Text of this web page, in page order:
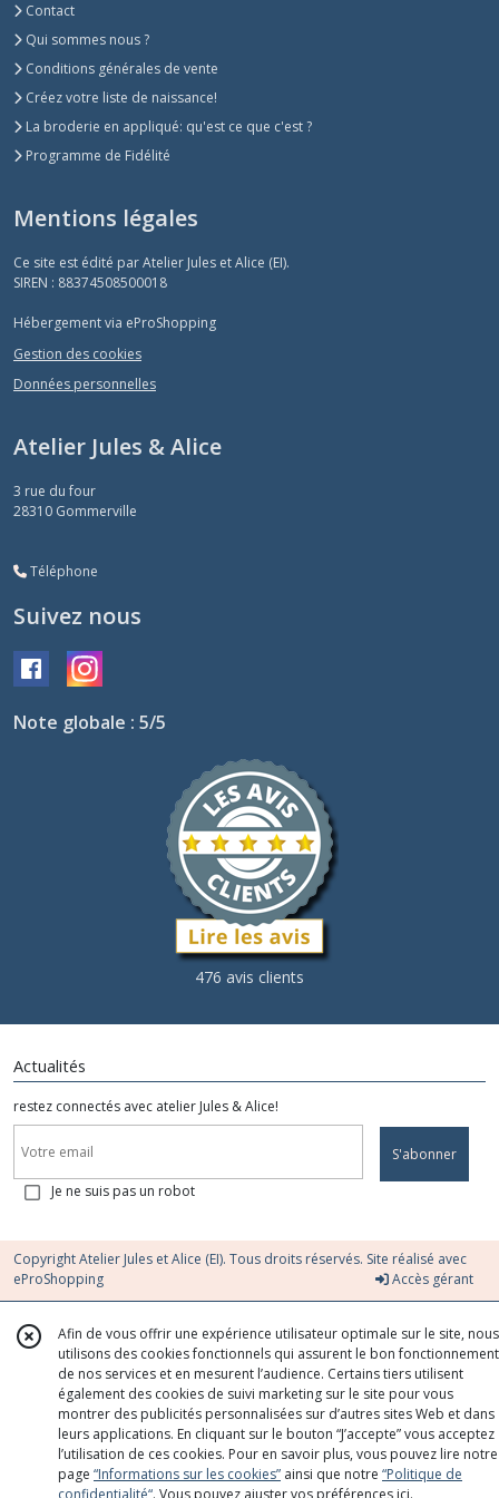
Contact
Qui sommes nous ?
Conditions générales de vente
Créez votre liste de naissance!
La broderie en appliqué: qu'est ce que c'est ?
Programme de Fidélité
Mentions légales
Ce site est édité par Atelier Jules et Alice (EI).
SIREN : 88374508500018
Hébergement via eProShopping
Gestion des cookies
Données personnelles
Atelier Jules & Alice
3 rue du four
28310 Gommerville
Téléphone
Suivez nous
Note globale : 5/5
476 avis clients
Actualités
restez connectés avec atelier Jules & Alice!
S'abonner
Je ne suis pas un robot
Copyright Atelier Jules et Alice (EI). Tous droits réservés. Site réalisé avec
eProShopping
Accès gérant
Afin de vous offrir une expérience utilisateur optimale sur le site, nous
utilisons des cookies fonctionnels qui assurent le bon fonctionnement
de nos services et en mesurent l’audience. Certains tiers utilisent
également des cookies de suivi marketing sur le site pour vous
montrer des publicités personnalisées sur d’autres sites Web et dans
leurs applications. En cliquant sur le bouton “J’accepte” vous acceptez
l’utilisation de ces cookies. Pour en savoir plus, vous pouvez lire notre
page “Informations sur les cookies” ainsi que notre “Politique de
confidentialité“. Vous pouvez ajuster vos préférences ici.